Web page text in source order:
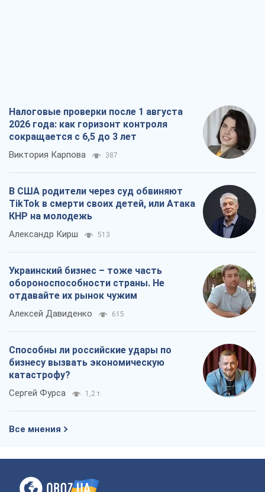
Налоговые проверки после 1 августа
2026 года: как горизонт контроля
сокращается с 6,5 до 3 лет
Виктория Карпова 387
В США родители через суд обвиняют
TikTok в смерти своих детей, или Атака
КНР на молодежь
Александр Кирш 513
Украинский бизнес – тоже часть
обороноспособности страны. Не
отдавайте их рынок чужим
Алексей Давиденко 615
Способны ли российские удары по
бизнесу вызвать экономическую
катастрофу?
Сергей Фурса 1,2 т.
Все мнения